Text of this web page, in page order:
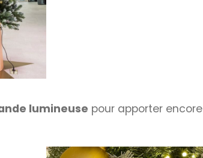
lumineuse pour apporter encore